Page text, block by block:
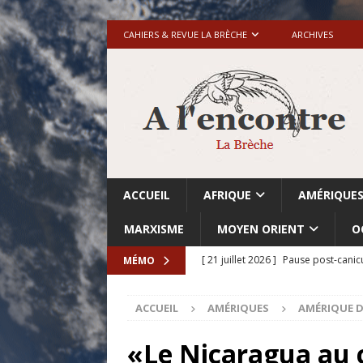
CAHIERS & REVUE LA BRÈCHE ARCHIVES
ACCUEIL AFRIQUE AMÉRIQUES
MARXISME MOYEN ORIENT
MÉMO [ 21 juillet 2026 ] Pause post-
[ 18 juillet 2026 ]
Israël-Palestine.
avant les élections du 27 octobre»
ACCUEIL AMÉRIQUES AMÉRIQUE
«Le Nicaragua au